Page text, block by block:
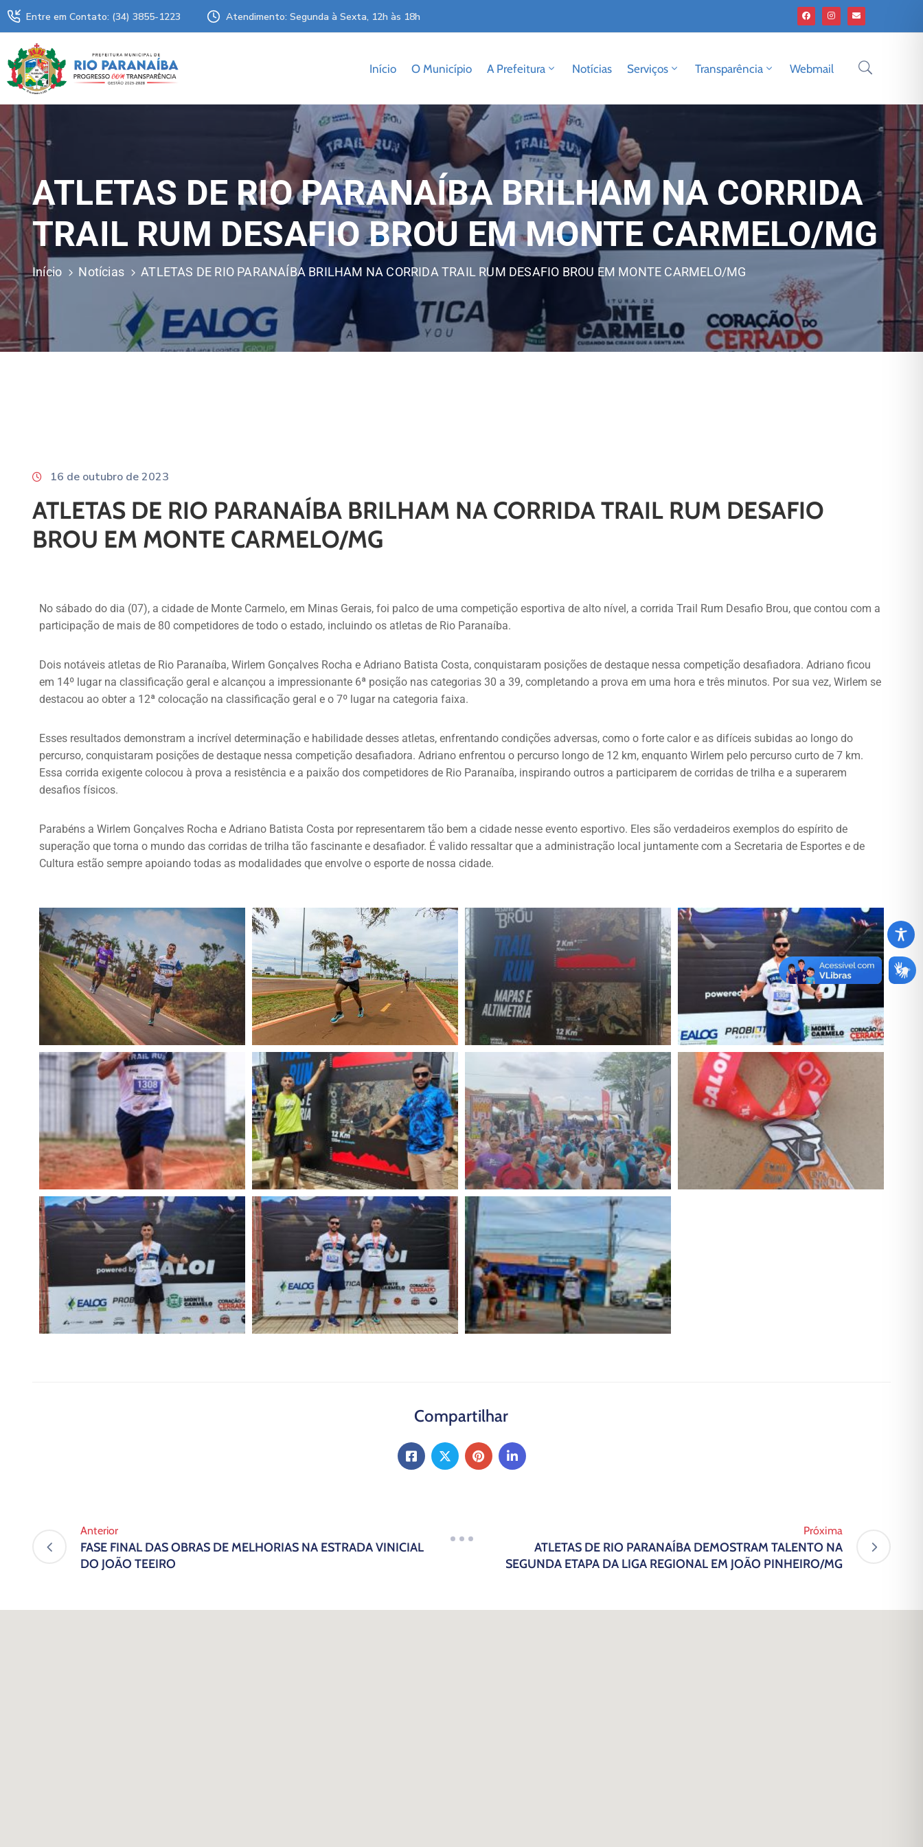
Entre em Contato: (34) 3855-1223 Atendimento: Segunda à Sexta, 12h às 18h
Início O Município A Prefeitura Notícias Serviços Transparência Webmail
ATLETAS DE RIO PARANAÍBA BRILHAM NA CORRIDA
TRAIL RUM DESAFIO BROU EM MONTE CARMELO/MG
Início Notícias ATLETAS DE RIO PARANAÍBA BRILHAM NA CORRIDA TRAIL RUM DESAFIO BROU EM MONTE CARMELO/MG
16 de outubro de 2023
ATLETAS DE RIO PARANAÍBA BRILHAM NA CORRIDA TRAIL RUM DESAFIO
BROU EM MONTE CARMELO/MG
No sábado do dia (07), a cidade de Monte Carmelo, em Minas Gerais, foi palco de uma competição esportiva de alto nível, a corrida Trail Rum Desafio Brou, que contou com a
participação de mais de 80 competidores de todo o estado, incluindo os atletas de Rio Paranaíba.
Dois notáveis atletas de Rio Paranaíba, Wirlem Gonçalves Rocha e Adriano Batista Costa, conquistaram posições de destaque nessa competição desafiadora. Adriano ficou
em 14º lugar na classificação geral e alcançou a impressionante 6ª posição nas categorias 30 a 39, completando a prova em uma hora e três minutos. Por sua vez, Wirlem se
destacou ao obter a 12ª colocação na classificação geral e o 7º lugar na categoria faixa.
Esses resultados demonstram a incrível determinação e habilidade desses atletas, enfrentando condições adversas, como o forte calor e as difíceis subidas ao longo do
percurso, conquistaram posições de destaque nessa competição desafiadora. Adriano enfrentou o percurso longo de 12 km, enquanto Wirlem pelo percurso curto de 7 km.
Essa corrida exigente colocou à prova a resistência e a paixão dos competidores de Rio Paranaíba, inspirando outros a participarem de corridas de trilha e a superarem
desafios físicos.
Parabéns a Wirlem Gonçalves Rocha e Adriano Batista Costa por representarem tão bem a cidade nesse evento esportivo. Eles são verdadeiros exemplos do espírito de
superação que torna o mundo das corridas de trilha tão fascinante e desafiador. É valido ressaltar que a administração local juntamente com a Secretaria de Esportes e de
Cultura estão sempre apoiando todas as modalidades que envolve o esporte de nossa cidade.
Compartilhar
Anterior
FASE FINAL DAS OBRAS DE MELHORIAS NA ESTRADA VINICIAL
DO JOÃO TEEIRO
Próxima
ATLETAS DE RIO PARANAÍBA DEMOSTRAM TALENTO NA
SEGUNDA ETAPA DA LIGA REGIONAL EM JOÃO PINHEIRO/MG